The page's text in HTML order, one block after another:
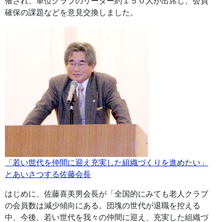
確保の課題などを意見交換しました。
「若い世代を仲間に迎え充実した組織づくりを進めたい」
とあいさつする佐藤会長
はじめに、佐藤喜美男会長が「全国的にみても老人クラブ
の会員数は減少傾向にある。団塊の世代が退職を控える
中、今後、若い世代を我々の仲間に迎え、充実した組織づ